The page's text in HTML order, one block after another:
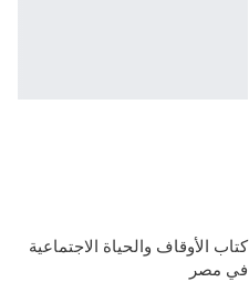
كتاب الأوقاف والحياة الاجتماعية
في مصر